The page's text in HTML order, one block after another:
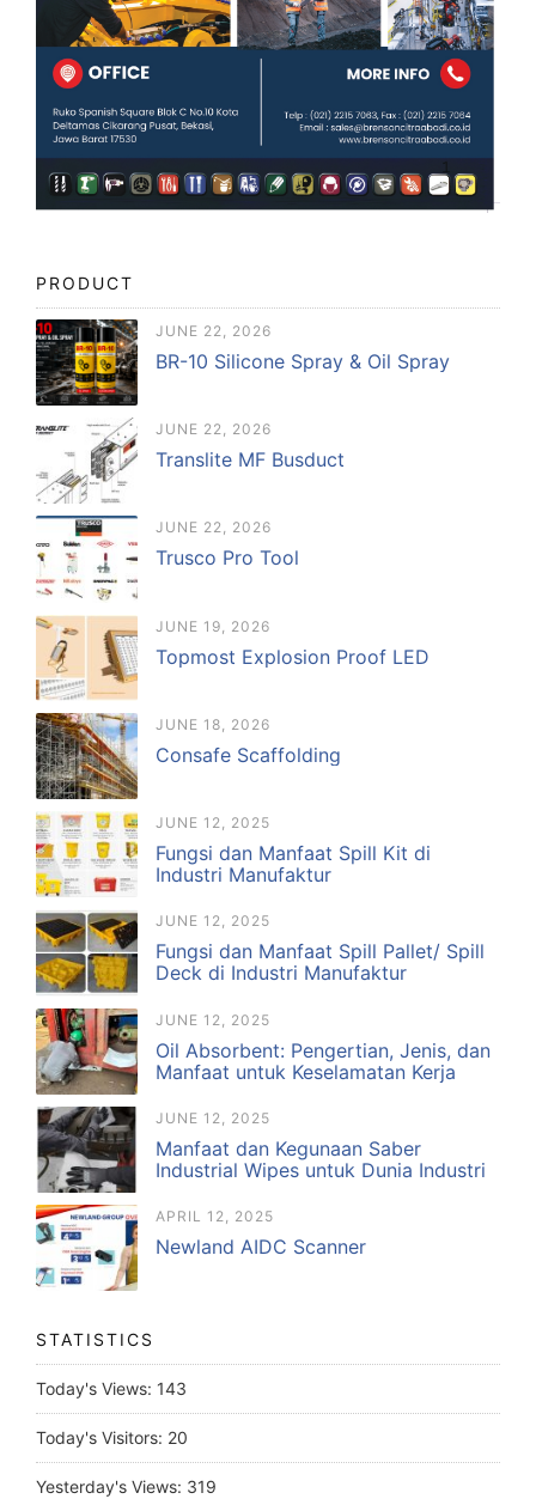
PRODUCT
JUNE 22, 2026
BR-10 Silicone Spray & Oil Spray
JUNE 22, 2026
Translite MF Busduct
JUNE 22, 2026
Trusco Pro Tool
JUNE 19, 2026
Topmost Explosion Proof LED
JUNE 18, 2026
Consafe Scaffolding
JUNE 12, 2025
Fungsi dan Manfaat Spill Kit di
Industri Manufaktur
JUNE 12, 2025
Fungsi dan Manfaat Spill Pallet/ Spill
Deck di Industri Manufaktur
JUNE 12, 2025
Oil Absorbent: Pengertian, Jenis, dan
Manfaat untuk Keselamatan Kerja
JUNE 12, 2025
Manfaat dan Kegunaan Saber
Industrial Wipes untuk Dunia Industri
APRIL 12, 2025
Newland AIDC Scanner
STATISTICS
Today's Views: 143
Today's Visitors: 20
Yesterday's Views: 319